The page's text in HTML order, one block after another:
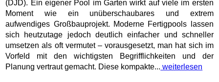
(DJD). Ein eigener Pool im Garten wirkt auf viele im ersten
Moment wie ein unüberschaubares und extrem
aufwendiges Großbauprojekt. Moderne Fertigpools lassen
sich heutzutage jedoch deutlich einfacher und schneller
umsetzen als oft vermutet – vorausgesetzt, man hat sich im
Vorfeld mit den wichtigsten Begrifflichkeiten und der
Planung vertraut gemacht. Diese kompakte... weiterlesen